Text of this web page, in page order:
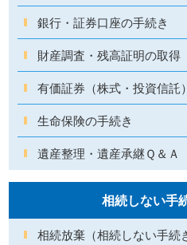
銀行・証券口座の手続き
財産調査・残高証明の取得
有価証券（株式・投資信託
生命保険の手続き
遺産整理・遺産承継Ｑ＆Ａ
相続しない手
相続放棄（相続しない手続